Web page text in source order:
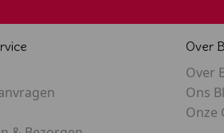
Over
Over
Ons
Onze